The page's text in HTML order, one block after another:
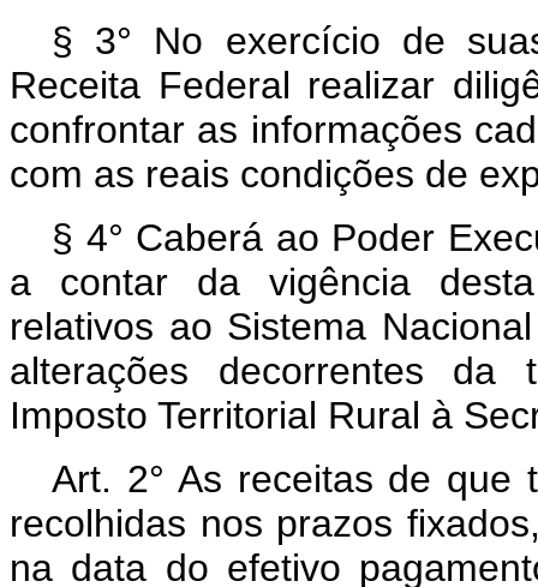
§ 3° No exercício de
Receita Federal realizar
confrontar as informações
com as reais condições de
§ 4° Caberá ao Poder
a contar da vigência
relativos ao Sistema
alterações decorrentes da
Imposto Territorial Rural à
Art. 2° As receitas de que
recolhidas nos prazos
na data do efetivo